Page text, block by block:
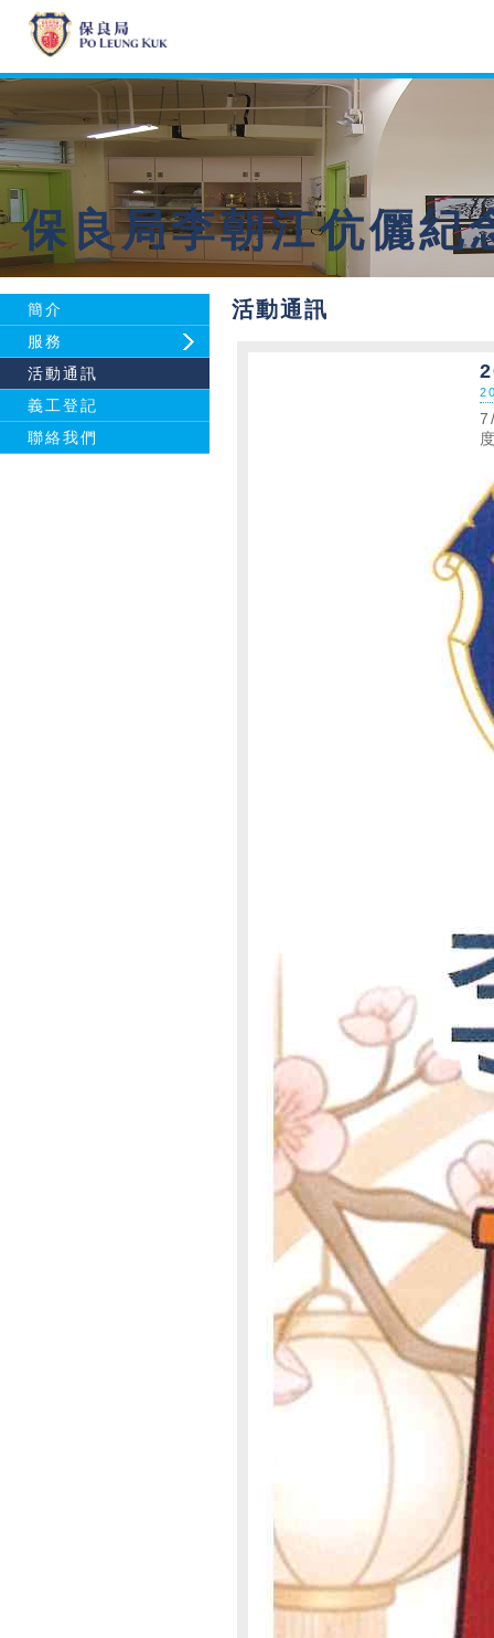
保良局李朝江伉儷紀
簡介
服務
活動通訊
義工登記
聯絡我們
活動通訊